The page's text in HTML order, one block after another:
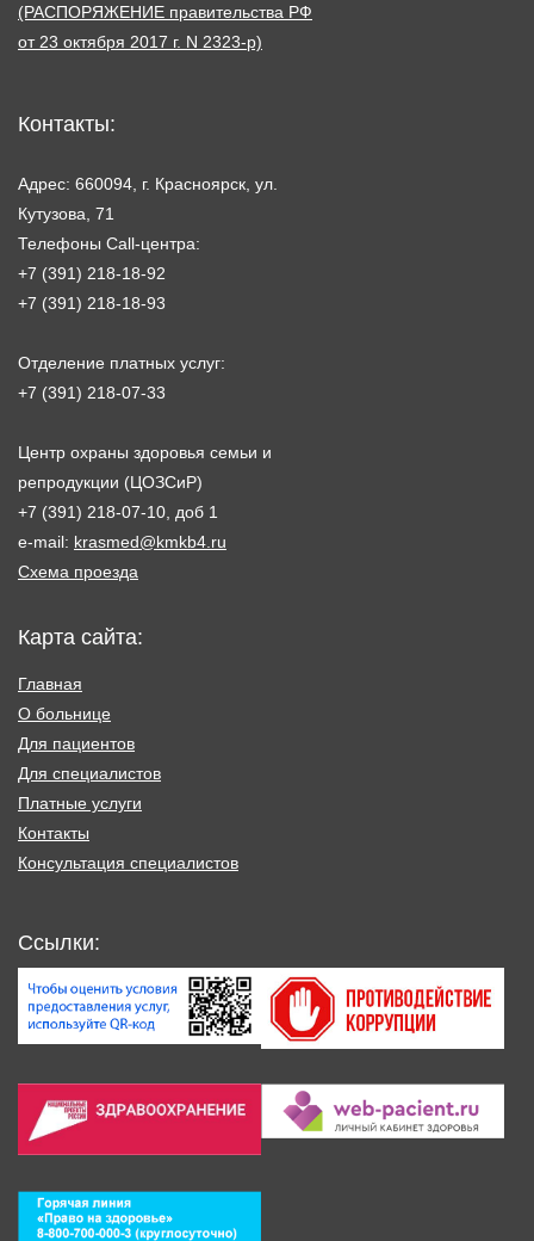
(РАСПОРЯЖЕНИЕ правительства РФ
от 23 октября 2017 г. N 2323-р)
Контакты:
Адрес: 660094, г. Красноярск, ул.
Кутузова, 71
Телефоны Call-центра:
+7 (391) 218-18-92
+7 (391) 218-18-93
Отделение платных услуг:
+7 (391) 218-07-33
Центр охраны здоровья семьи и
репродукции (ЦОЗСиР)
+7 (391) 218-07-10, доб 1
e-mail: krasmed@kmkb4.ru
Схема проезда
Карта сайта:
Главная
О больнице
Для пациентов
Для специалистов
Платные услуги
Контакты
Консультация специалистов
Ссылки: